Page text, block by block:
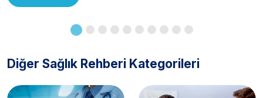
Diğer Sağlık Rehberi Kategorileri